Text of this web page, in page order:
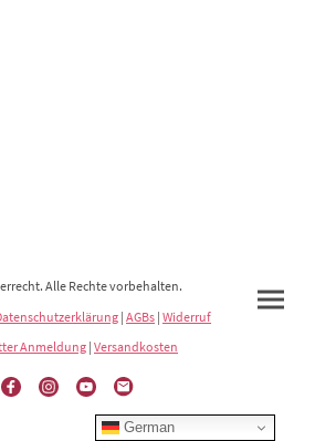
Alle Rechte vorbehalten.
| AGBs | Widerruf
Anmeldung| Versandkosten
German